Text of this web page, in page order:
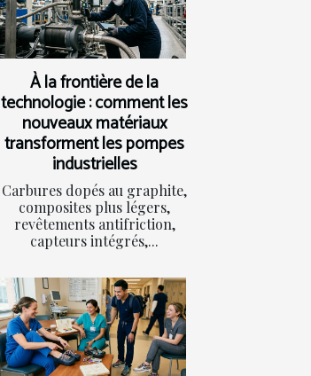
À la frontière de la
technologie : comment les
nouveaux matériaux
transforment les pompes
industrielles
Carbures dopés au graphite,
composites plus légers,
revêtements antifriction,
capteurs intégrés,...